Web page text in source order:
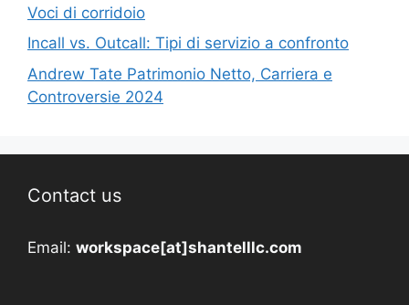
Voci di corridoio
Incall vs. Outcall: Tipi di servizio a confronto
Andrew Tate Patrimonio Netto, Carriera e
Controversie 2024
Contact us
Email: workspace[at]shantelllc.com